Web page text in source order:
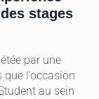
stages
par une
l’occasion
au sein